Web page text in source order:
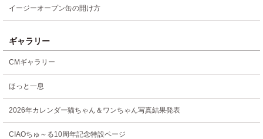
イージーオープン缶の開け方
ギャラリー
CMギャラリー
ほっと一息
2026年カレンダー猫ちゃん＆ワンちゃん写真結果発表
CIAOちゅ～る10周年記念特設ページ